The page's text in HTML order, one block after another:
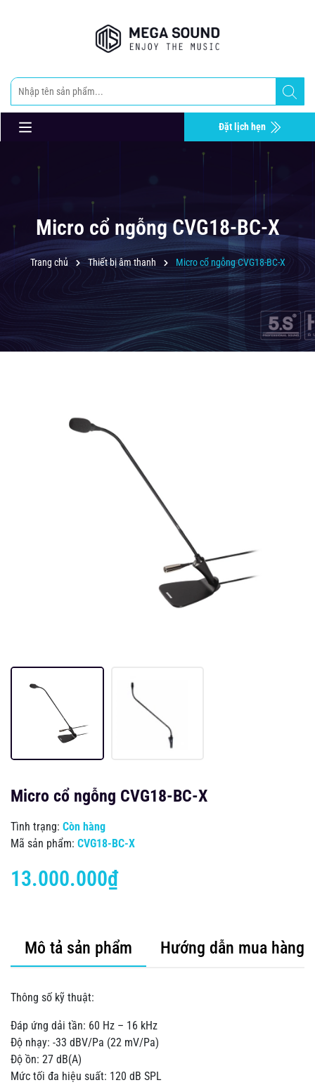
Đặt lịch hẹn
Micro cổ ngỗng CVG18-BC-X
Trang chủ Thiết bị âm thanh Micro cổ ngỗng CVG18-BC-X
Micro cổ ngỗng CVG18-BC-X
Tình trạng: Còn hàng
Mã sản phẩm: CVG18-BC-X
13.000.000₫
Mô tả sản phẩm Hướng dẫn mua hàng
Thông số kỹ thuật:
Đáp ứng dải tần: 60 Hz – 16 kHz
Độ nhạy: -33 dBV/Pa (22 mV/Pa)
Độ ồn: 27 dB(A)
Mức tối đa hiệu suất: 120 dB SPL